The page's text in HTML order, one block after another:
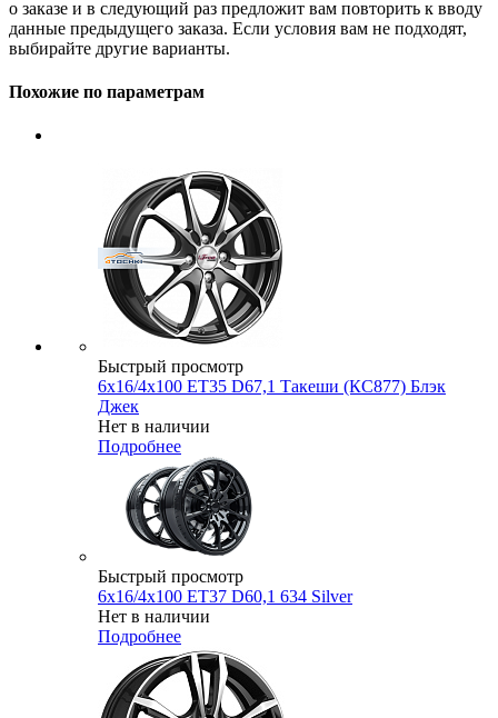
о заказе и в следующий раз предложит вам повторить к вводу
данные предыдущего заказа. Если условия вам не подходят,
выбирайте другие варианты.
Похожие по параметрам
Быстрый просмотр
6x16/4x100 ET35 D67,1 Такеши (КС877) Блэк
Джек
Нет в наличии
Подробнее
Быстрый просмотр
6x16/4x100 ET37 D60,1 634 Silver
Нет в наличии
Подробнее